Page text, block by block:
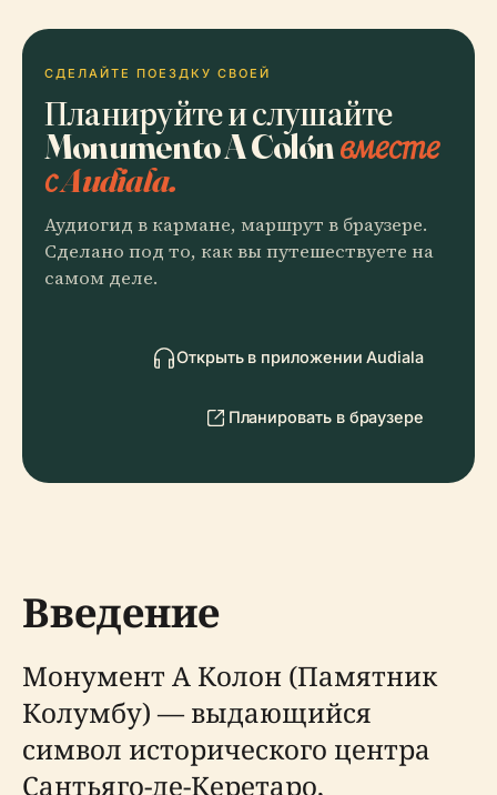
СДЕЛАЙТЕ ПОЕЗДКУ СВОЕЙ
Планируйте и слушайте
Monumento A Colónвместе
с Audiala.
Аудиогид в кармане, маршрут в браузере.
Сделано под то, как вы путешествуете на
самом деле.
Открыть в приложении Audiala
Планировать в браузере
Введение
Монумент А Колон (Памятник
Колумбу) — выдающийся
символ исторического центра
Сантьяго-де-Керетаро,